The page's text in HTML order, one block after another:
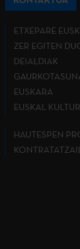
ETXEPARE
ZER EGITEN
DEIALDIAK
EUSKARA
EUSKAL
HAUTESPEN